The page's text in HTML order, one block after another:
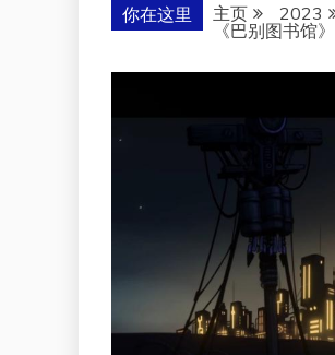
你在这里 主页 2023
《巴别图书